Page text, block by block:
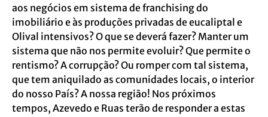
aos negócios em sistema de franchising do
imobiliário e às produções privadas de eucaliptal e
Olival intensivos? O que se deverá fazer? Manter um
sistema que não nos permite evoluir? Que permite o
rentismo? A corrupção? Ou romper com tal sistema,
que tem aniquilado as comunidades locais, o interior
do nosso País? A nossa região! Nos próximos
tempos, Azevedo e Ruas terão de responder a estas